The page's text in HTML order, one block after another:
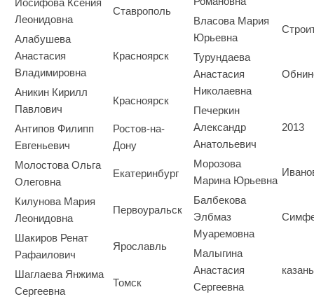
Леонидовна
Ставрополь
Алабушева
Анастасия
Владимировна
Красноярск
Аникин Кирилл
Павлович
Красноярск
Антипов Филипп
Евгеньевич
Ростов-на-
Дону
Молостова Ольга
Олеговна
Екатеринбург
Килунова Мария
Леонидовна
Первоуральск
Шакиров Ренат
Рафаилович
Ярославль
Шаглаева Янжима
Сергеевна
Томск
Власова Мария
Юрьевна
Турундаева
Анастасия
Николаевна
Печеркин
Александр
Анатольевич
2013
Морозова
Марина Юрьевна
Балбекова
Элбмаз
Муаремовна
Малыгина
Анастасия
Сергеевна
казань